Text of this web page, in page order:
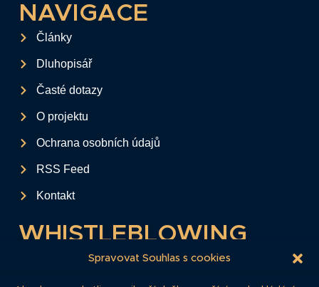
Spravovat Souhlas s cookies
NAVIGACE
Články
Dluhopisář
Časté dotazy
O projektu
Ochrana osobních údajů
RSS Feed
Kontakt
WHISTLEBLOWING
Tento formulář slouží k anonymnímu zaslání